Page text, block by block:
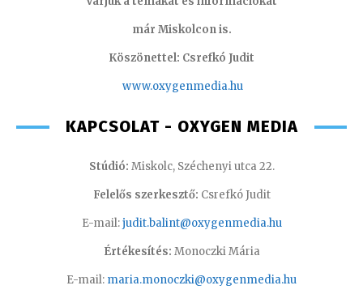
már Miskolcon is.
Köszönettel: Csrefkó Judit
www.oxygenmedia.hu
KAPCSOLAT - OXYGEN MEDIA
Stúdió: Miskolc, Széchenyi utca 22.
Felelős szerkesztő: Csrefkó Judit
E-mail:judit.balint@oxygenmedia.hu
Értékesítés: Monoczki Mária
E-mail: maria.monoczki@oxygenmedia.hu